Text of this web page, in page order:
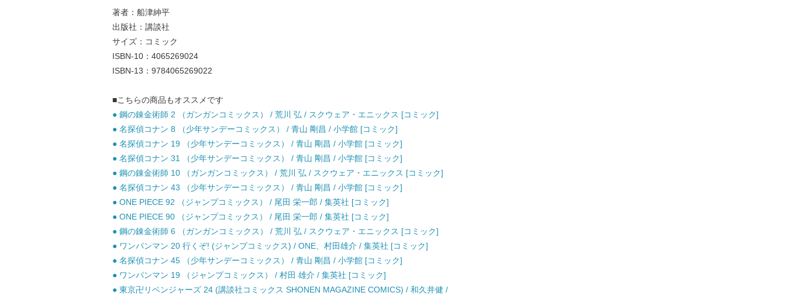
著者：船津紳平
出版社：講談社
サイズ：コミック
ISBN-10：4065269024
ISBN-13：9784065269022
■こちらの商品もオススメです
● 鋼の錬金術師 2 （ガンガンコミックス） / 荒川 弘 / スクウェア・エニックス [コミック]
● 名探偵コナン 8 （少年サンデーコミックス） / 青山 剛昌 / 小学館 [コミック]
● 名探偵コナン 19 （少年サンデーコミックス） / 青山 剛昌 / 小学館 [コミック]
● 名探偵コナン 31 （少年サンデーコミックス） / 青山 剛昌 / 小学館 [コミック]
● 鋼の錬金術師 10 （ガンガンコミックス） / 荒川 弘 / スクウェア・エニックス [コミック]
● 名探偵コナン 43 （少年サンデーコミックス） / 青山 剛昌 / 小学館 [コミック]
● ONE PIECE 92 （ジャンプコミックス） / 尾田 栄一郎 / 集英社 [コミック]
● ONE PIECE 90 （ジャンプコミックス） / 尾田 栄一郎 / 集英社 [コミック]
● 鋼の錬金術師 6 （ガンガンコミックス） / 荒川 弘 / スクウェア・エニックス [コミック]
● ワンパンマン 20 行くぞ! (ジャンプコミックス) / ONE、村田雄介 / 集英社 [コミック]
● 名探偵コナン 45 （少年サンデーコミックス） / 青山 剛昌 / 小学館 [コミック]
● ワンパンマン 19 （ジャンプコミックス） / 村田 雄介 / 集英社 [コミック]
● 東京卍リベンジャーズ 24 (講談社コミックス SHONEN MAGAZINE COMICS) / 和久井健 /